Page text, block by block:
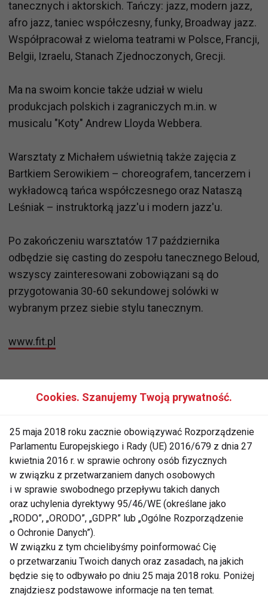
tanecznych i aktorskich. Tańczy: jazz, modern jazz,
afro jazz, taniec współczesny, funky, Broadway jazz.
Współpracował z wieloma teatrami w Polsce, Francji,
Belgii, Izraelu, Stanach Zjednoczonych, Grecji.
Ma na swoim koncie także udział w wielu
produkcjach polskich i zagraniczych m.in. w
musicalu "Koty" Andrew Lloyda Webbera.
Warsztaty z Michałem uświetnią także zajęcia z
Bartkiem Serowikiem – choreografem, tancerzem i
wykładowcą tańca współczesnego oraz Nataszą
Leśniak – instruktorką jazz'u i modern jazz'u.
Po zakończeniu warsztatów 17 października
odbędzie się casting do zespołu tanecznego Beloud,
wszyscy zainteresowani zobowiązani są do
przygotowania 30-60 sekundowej solówki w
wybranym przez siebie stylu tanecznym.
www.fit.pl
JAZZ
TANIEC WSPÓŁCZESNY
WARSZTATY TANECZNE MODERN JAZZ
FIT LIGHT
Michał Piróg
Cookies. Szanujemy Twoją prywatność.
25 maja 2018 roku zacznie obowiązywać Rozporządzenie
Parlamentu Europejskiego i Rady (UE) 2016/679 z dnia 27
kwietnia 2016 r. w sprawie ochrony osób fizycznych
w związku z przetwarzaniem danych osobowych
i w sprawie swobodnego przepływu takich danych
oraz uchylenia dyrektywy 95/46/WE (określane jako
„RODO”, „ORODO”, „GDPR” lub „Ogólne Rozporządzenie
o Ochronie Danych”).
W związku z tym chcielibyśmy poinformować Cię
o przetwarzaniu Twoich danych oraz zasadach, na jakich
będzie się to odbywało po dniu 25 maja 2018 roku. Poniżej
znajdziesz podstawowe informacje na ten temat.